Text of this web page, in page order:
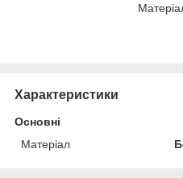
Характеристики
Основні
Матеріал